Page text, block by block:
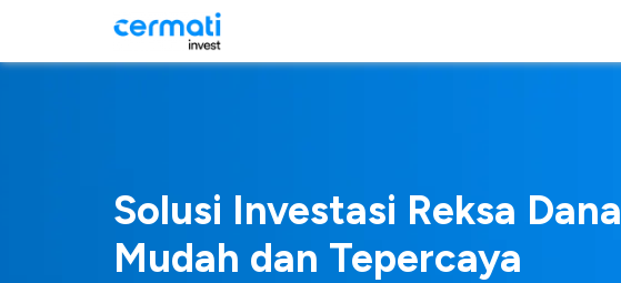
Solusi Investasi Reksa Dana
Mudah dan Tepercaya